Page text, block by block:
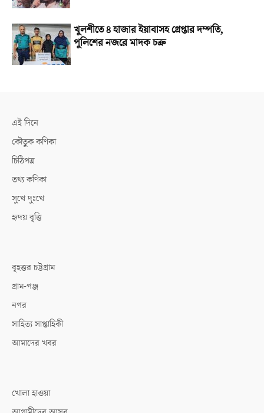
খুলশীতে ৪ হাজার ইয়াবাসহ গ্রেপ্তার দম্পতি,
পুলিশের নজরে মাদক চক্র
এই দিনে
কৌতুক কণিকা
চিঠিপত্র
তথ্য কণিকা
সুখে দুঃখে
হৃদয় বৃত্তি
বৃহত্তর চট্টগ্রাম
গ্রাম-গঞ্জ
নগর
সাহিত্য সাপ্তাহিকী
আমাদের খবর
খোলা হাওয়া